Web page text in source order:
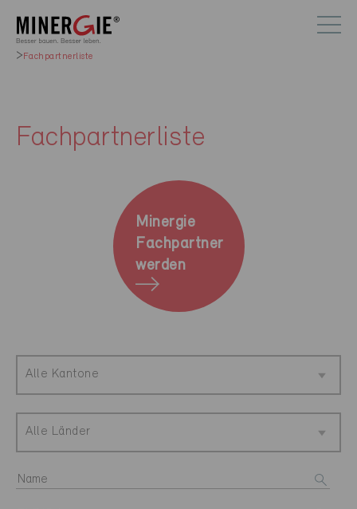
Fachpartnerliste
Fachpartnerliste
Minergie
Fachpartner
werden
Alle Kantone
Alle Länder